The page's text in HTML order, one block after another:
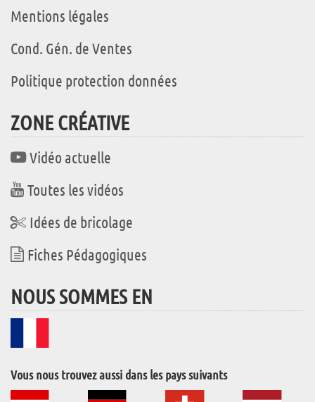
Mentions légales
Cond. Gén. de Ventes
Politique protection données
ZONE CRÉATIVE
Vidéo actuelle
Toutes les vidéos
Idées de bricolage
Fiches Pédagogiques
NOUS SOMMES EN
Vous nous trouvez aussi dans les pays suivants